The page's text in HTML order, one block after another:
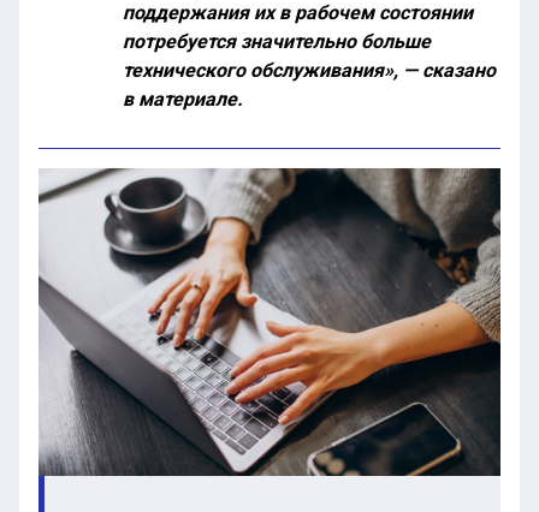
поддержания их в рабочем состоянии
потребуется значительно больше
технического обслуживания», — сказано
в материале.